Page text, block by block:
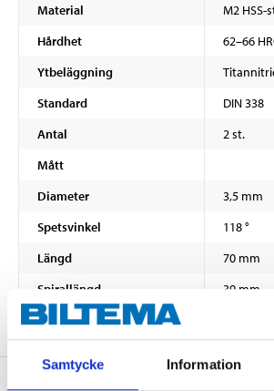
Samtycke Information
Material
M2 HSS-
Hårdhet
62–66
Ytbeläggning
Standard
DIN 338
Antal
2 st.
Mått
Diameter
3,5 mm
Spetsvinkel
118 °
Längd
70 mm
Spirallängd
39 mm